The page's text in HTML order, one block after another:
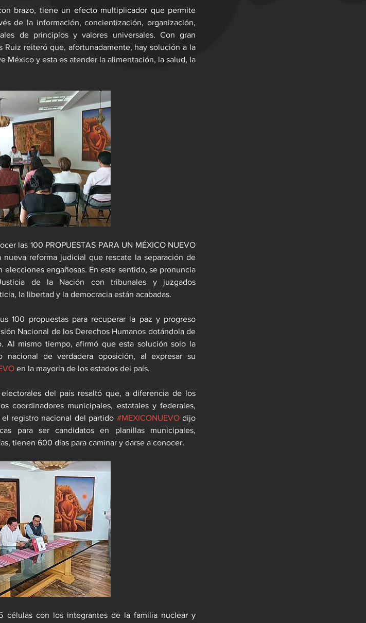
brazo, tiene un efecto multiplicador que permite
de la información, concientización, organización,
de principios y valores universales. Con gran
reiteró que, afortunadamente, hay solución a la
México y esta es atender la alimentación, la salud, la
las 100 PROPUESTAS PARA UN MÉXICO NUEVO
nueva reforma judicial que rescate la separación de
engañosas. En este sentido, se pronuncia
de la Nación con tribunales y juzgados
la libertad y la democracia están acabadas.
100 propuestas para recuperar la paz y progreso
Nacional de los Derechos Humanos dotándola de
Al mismo tiempo, afirmó que esta solución solo la
de verdadera oposición, al expresar su
en la mayoría de los estados del país.
del país resaltó que, a diferencia de los
coordinadores municipales, estatales y federales,
registro nacional del partido #MEXICONUEVO dijo
para ser candidatos en planillas municipales,
tienen 600 días para caminar y darse a conocer.
células con los integrantes de la familia nuclear y